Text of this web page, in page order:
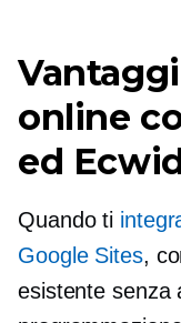
online
ed
Quando ti
Google Sites,
esistente senza